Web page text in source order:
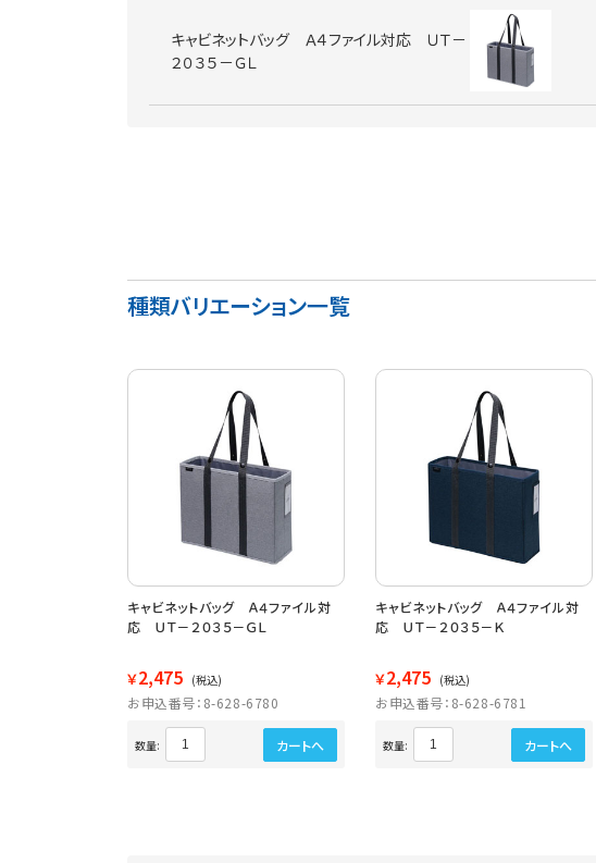
キャビネットバッグ Ａ４ファイル対応 ＵＴ－
２０３５－ＧＬ
種類バリエーション一覧
キャビネットバッグ Ａ４ファイル対
応 ＵＴ－２０３５－ＧＬ
￥2,475 (税込)
お申込番号：8-628-6780
数量: カートへ
キャビネットバッグ Ａ４ファイル対
応 ＵＴ－２０３５－Ｋ
￥2,475 (税込)
お申込番号：8-628-6781
数量: カートへ